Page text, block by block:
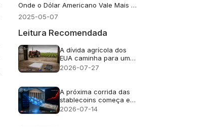
Onde o Dólar Americano Vale Mais em 2025? Lista dos 15 Melhores
2025-05-07
Leitura Recomendada
A dívida agrícola dos
EUA caminha para um
recorde de US$ 625
2026-07-27
A próxima corrida das
stablecoins começa em
uma carteira de
2026-07-14